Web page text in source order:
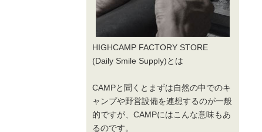
HIGHCAMP FACTORY STORE
(Daily Smile Supply)とは
CAMPと聞くとまずは自然の中でのキ
ャンプや野営設備を連想するのが一般
的ですが、CAMPにはこんな意味もあ
るのです。